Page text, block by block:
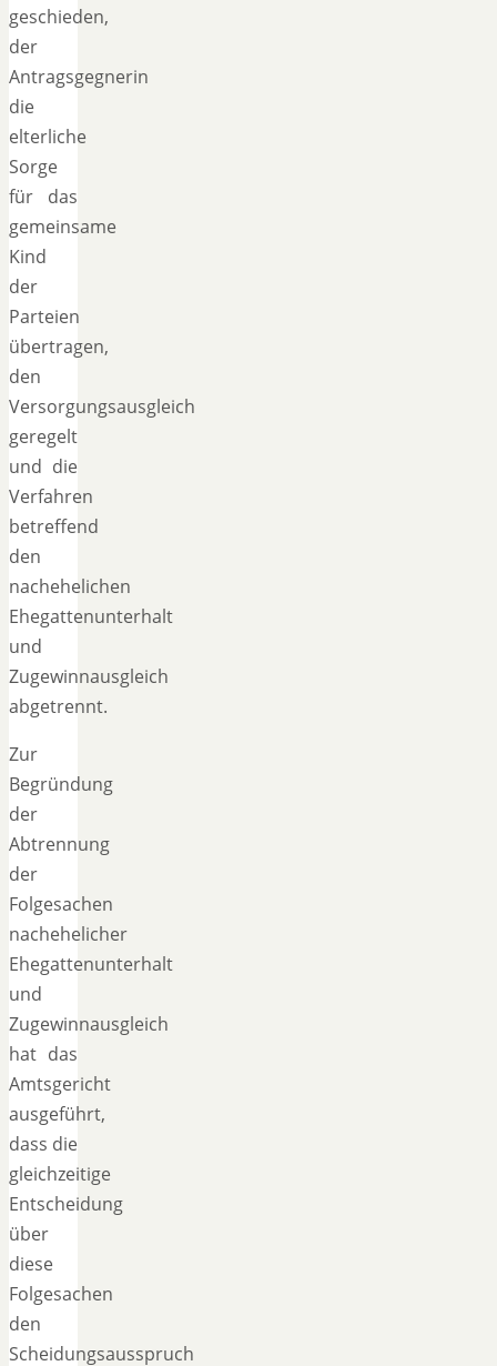
geschieden,
der
Antragsgegnerin
die
elterliche
Sorge
für das
gemeinsame
Kind
der
Parteien
übertragen,
den
Versorgungsausgleich
geregelt
und die
Verfahren
betreffend
den
nachehelichen
Ehegattenunterhalt
und
Zugewinnausgleich
abgetrennt.
Zur
Begründung
der
Abtrennung
der
Folgesachen
nachehelicher
Ehegattenunterhalt
und
Zugewinnausgleich
hat das
Amtsgericht
ausgeführt,
dass die
gleichzeitige
Entscheidung
über
diese
Folgesachen
den
Scheidungsausspruch